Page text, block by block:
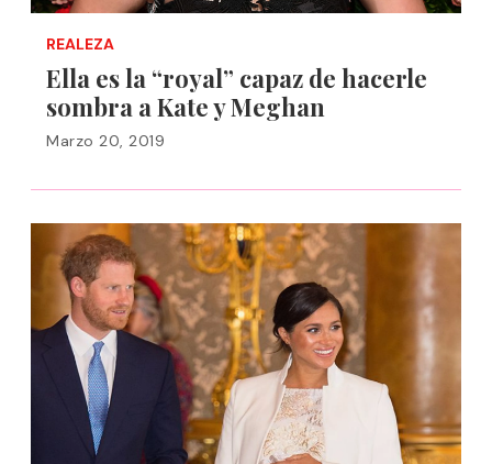
REALEZA
Ella es la “royal” capaz de hacerle
sombra a Kate y Meghan
Marzo 20, 2019